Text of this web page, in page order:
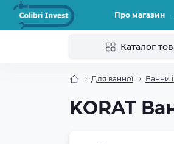
Про магазин
Каталог
Для ванної Ванни
KОRAT